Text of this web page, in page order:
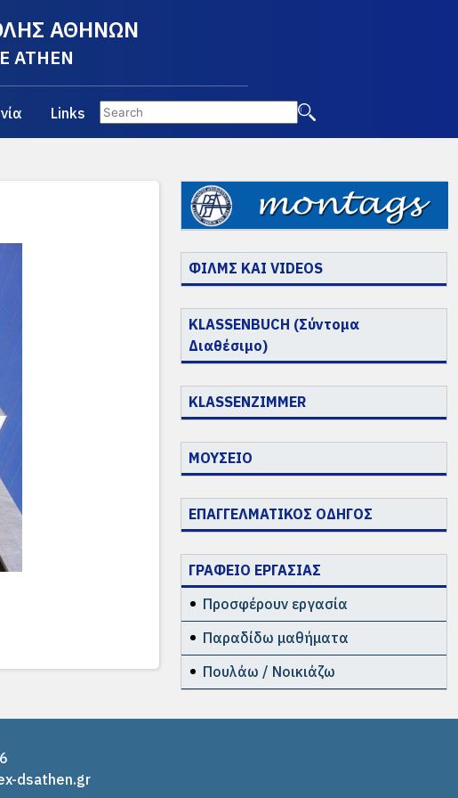
ΑΘΗΝΩΝ
ATHEN
Links
ΦΙΛΜΣ ΚΑΙ VIDEOS
KLASSENBUCH (Σύντομα
Διαθέσιμο)
KLASSENZIMMER
ΜΟΥΣΕΙΟ
ΕΠΑΓΓΕΛΜΑΤΙΚΟΣ ΟΔΗΓΟΣ
ΓΡΑΦΕΙΟ ΕΡΓΑΣΙΑΣ
Προσφέρουν εργασία
Παραδίδω μαθήματα
Πουλάω / Νοικιάζω
dsathen.gr